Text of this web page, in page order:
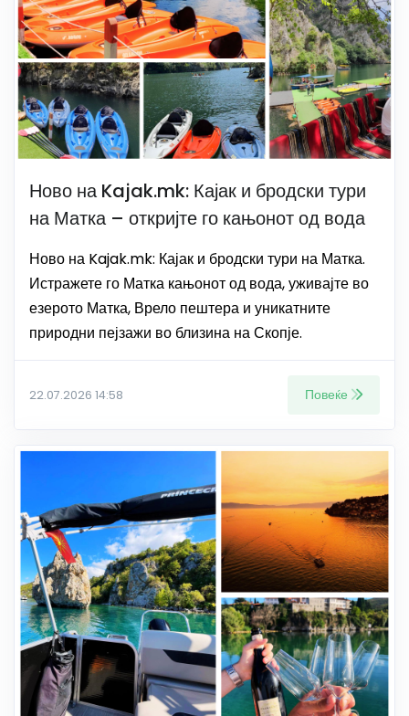
Ново на Kajak.mk: Кајак и бродски тури
на Матка – откријте го кањонот од вода
Ново на Kajak.mk: Кајак и бродски тури на Матка.
Истражете го Матка кањонот од вода, уживајте во
езерото Матка, Врело пештера и уникатните
природни пејзажи во близина на Скопје.
22.07.2026 14:58 Повеќе